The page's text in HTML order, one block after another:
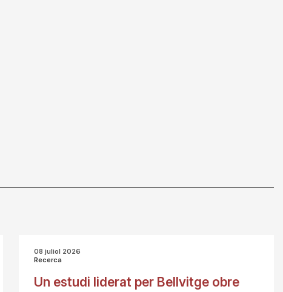
08 juliol 2026
Recerca
Un estudi liderat per Bellvitge obre